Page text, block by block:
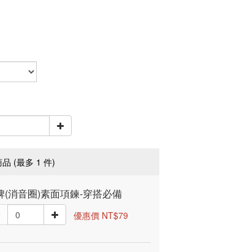
(最多 1 件)
(消音圈)素面項鍊-穿搭必備
優惠價 NT$79